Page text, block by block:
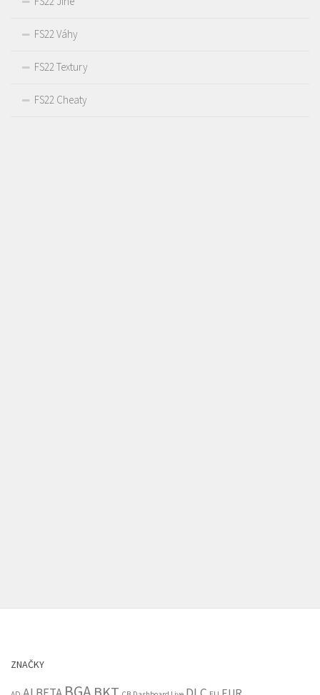
FS22 Váhy
FS22 Textury
FS22 Cheaty
ZNAČKY